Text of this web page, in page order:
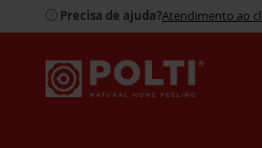
Precisa de ajuda?Atendimento ao